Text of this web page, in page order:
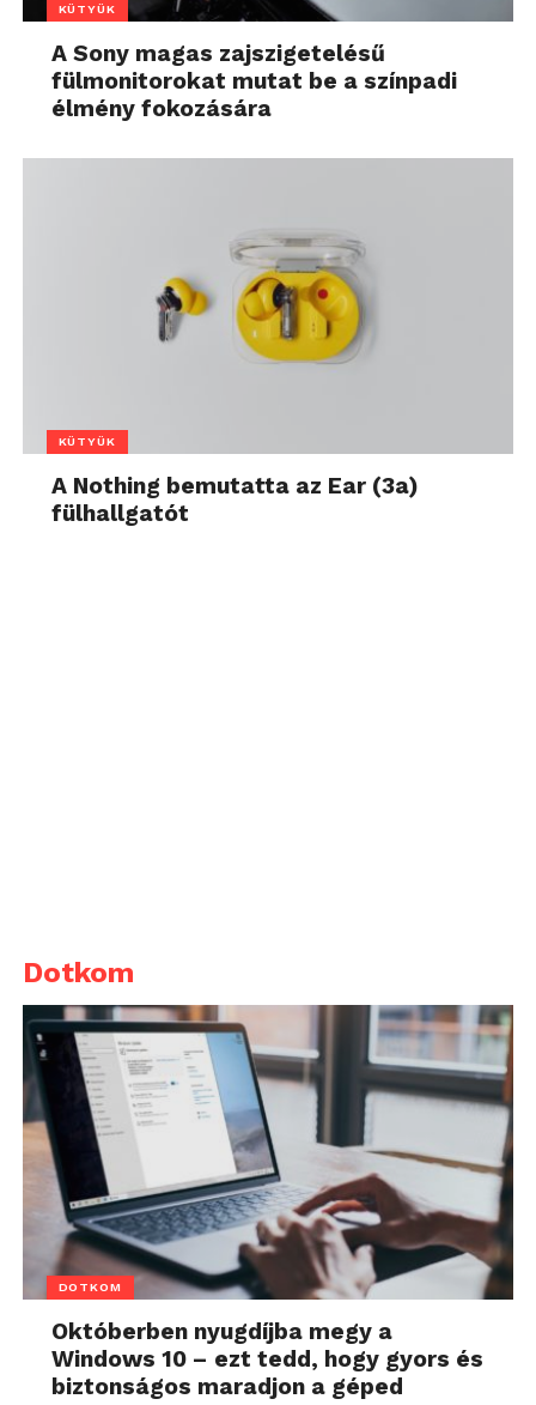
KÜTYÜK
A Sony magas zajszigetelésű
fülmonitorokat mutat be a színpadi
élmény fokozására
KÜTYÜK
A Nothing bemutatta az Ear (3a)
fülhallgatót
Dotkom
DOTKOM
Októberben nyugdíjba megy a
Windows 10 – ezt tedd, hogy gyors és
biztonságos maradjon a géped